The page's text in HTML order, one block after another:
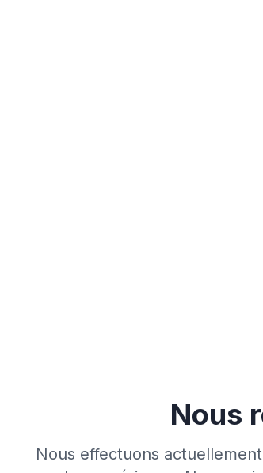
Nous
Nous effectuons